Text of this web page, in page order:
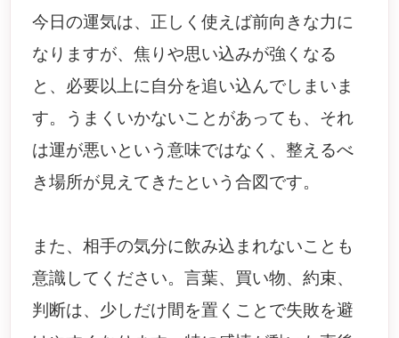
今日の運気は、正しく使えば前向きな力に
なりますが、焦りや思い込みが強くなる
と、必要以上に自分を追い込んでしまいま
す。うまくいかないことがあっても、それ
は運が悪いという意味ではなく、整えるべ
き場所が見えてきたという合図です。
また、相手の気分に飲み込まれないことも
意識してください。言葉、買い物、約束、
判断は、少しだけ間を置くことで失敗を避